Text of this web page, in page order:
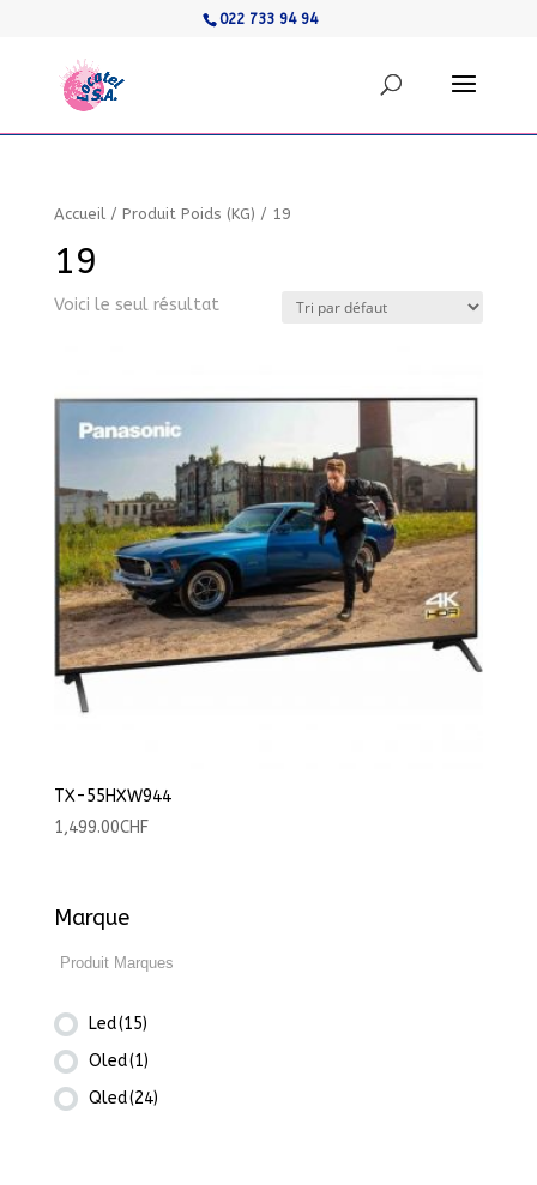
022 733 94 94
Accueil/ Produit Poids (KG) / 19
19
Voici le seul résultat
TX-55HXW944
1,499.00CHF
Marque
Led(15)
Oled(1)
Qled(24)